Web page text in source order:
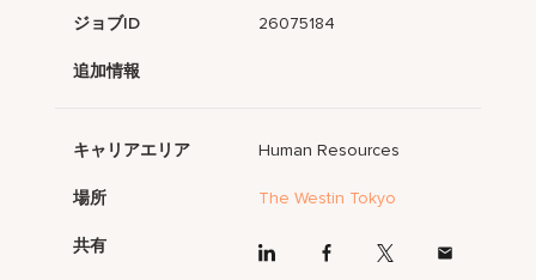
ジョブID 26075184
追加情報
キャリアエリア Human Resources
場所 The Westin Tokyo
共有